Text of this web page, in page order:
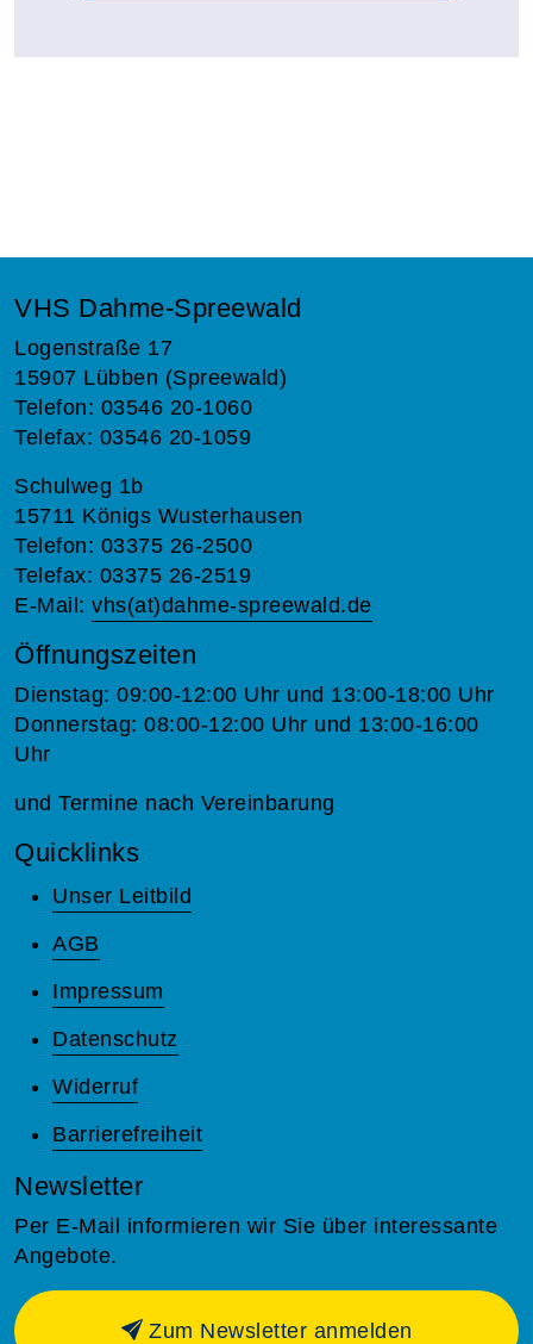
VHS Dahme-Spreewald
Logenstraße 17
15907 Lübben (Spreewald)
Telefon: 03546 20-1060
Telefax: 03546 20-1059
Schulweg 1b
15711 Königs Wusterhausen
Telefon: 03375 26-2500
Telefax: 03375 26-2519
E-Mail: vhs(at)dahme-spreewald.de
Öffnungszeiten
Dienstag: 09:00-12:00 Uhr und 13:00-18:00 Uhr
Donnerstag: 08:00-12:00 Uhr und 13:00-16:00
Uhr
und Termine nach Vereinbarung
Quicklinks
Unser Leitbild
AGB
Impressum
Datenschutz
Widerruf
Barrierefreiheit
Newsletter
Per E-Mail informieren wir Sie über interessante
Angebote.
Zum Newsletter anmelden